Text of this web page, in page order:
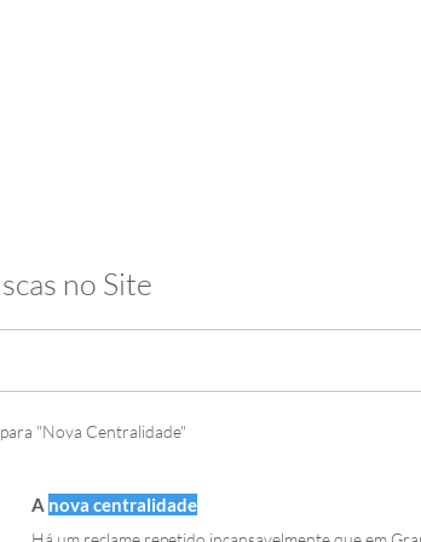
no Site
"Nova Centralidade"
A nova centralidade